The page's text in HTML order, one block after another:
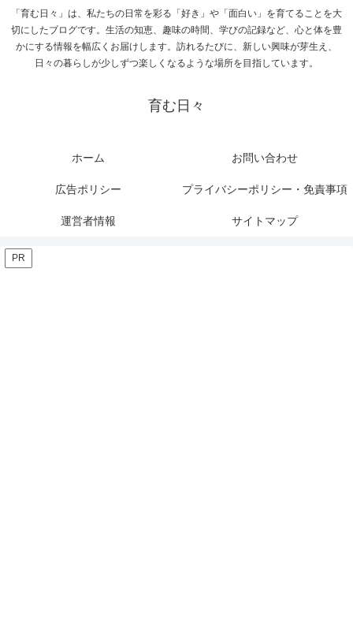
「育む日々」は、私たちの日常を彩る「好き」や「面白い」を育てることを大
切にしたブログです。生活の知恵、趣味の時間、学びの記録など、心と体を豊
かにする情報を幅広くお届けします。訪れるたびに、新しい興味が芽生え、
日々の暮らしが少しずつ楽しくなるような場所を目指しています。
育む日々
ホーム お問い合わせ
広告ポリシー プライバシーポリシー・免責事項
運営者情報 サイトマップ
PR